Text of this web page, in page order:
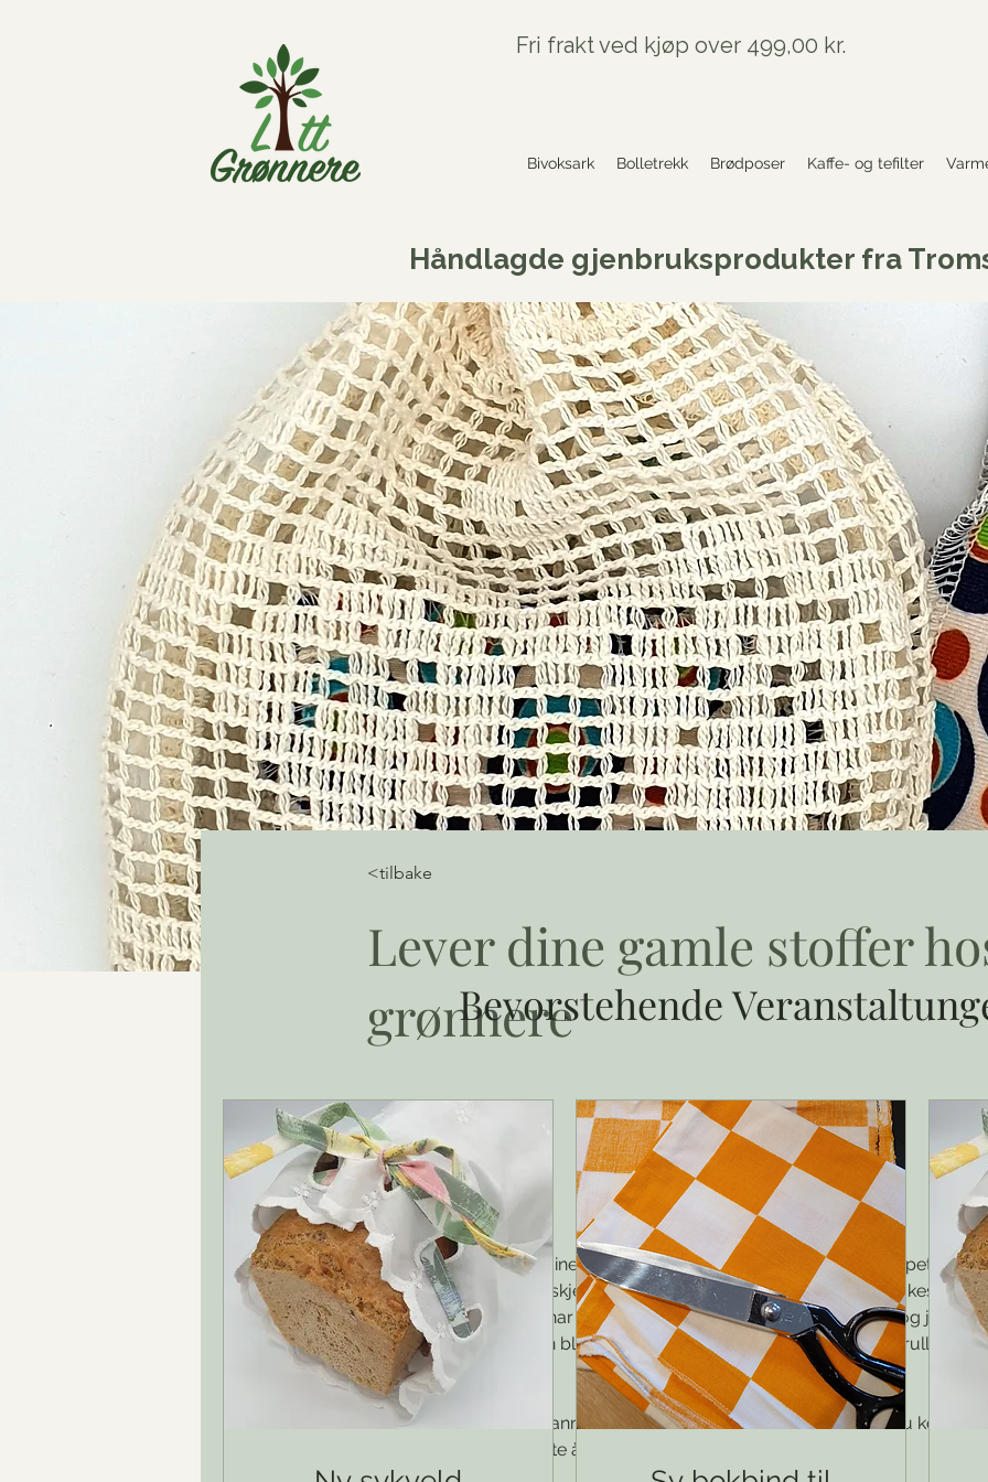
Fri frakt ved kjøp over 499,00 kr.
Bivoksark Bolletrekk Brødposer Kaffe- og tefilter
Håndlagde gjenbruksprodukter fra
<tilbake
Lever dine gamle stoffer
grønnere
30
Mange av oss har gardiner, duk, sengetøy e.l. li
ggende ubrukt i skapet, eller
håndduk, og du er kanskje en av dem som ikke vet hva de skal brukes til
for galt å kaste de. Da har jeg en løsning: Lever stoffene hos meg, og jeg
Stoffene du leverer kan bli sydd til sminkepads, våtservietter, tørkerull,
gaveinnpakninger.
Kanskje har du en helt annen idé hva stoffene skal bli? Ja, da kan du
skal jeg prøve mitt beste å etterkomme dette:)
Bevorstehende